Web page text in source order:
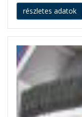
részletes adatok